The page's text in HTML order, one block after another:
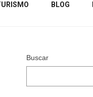
BLOG
Buscar